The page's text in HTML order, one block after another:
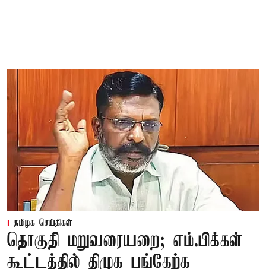
தமிழக செய்திகள்
தொகுதி மறுவரையறை; எம்.பிக்கள்
கூட்டத்தில் திமுக பங்கேற்க